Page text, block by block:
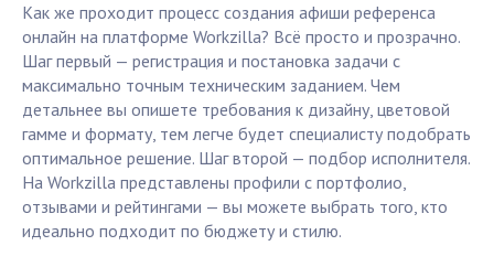
Как же проходит процесс создания афиши референса
онлайн на платформе Workzilla? Всё просто и прозрачно.
Шаг первый — регистрация и постановка задачи с
максимально точным техническим заданием. Чем
детальнее вы опишете требования к дизайну, цветовой
гамме и формату, тем легче будет специалисту подобрать
оптимальное решение. Шаг второй — подбор исполнителя.
На Workzilla представлены профили с портфолио,
отзывами и рейтингами — вы можете выбрать того, кто
идеально подходит по бюджету и стилю.